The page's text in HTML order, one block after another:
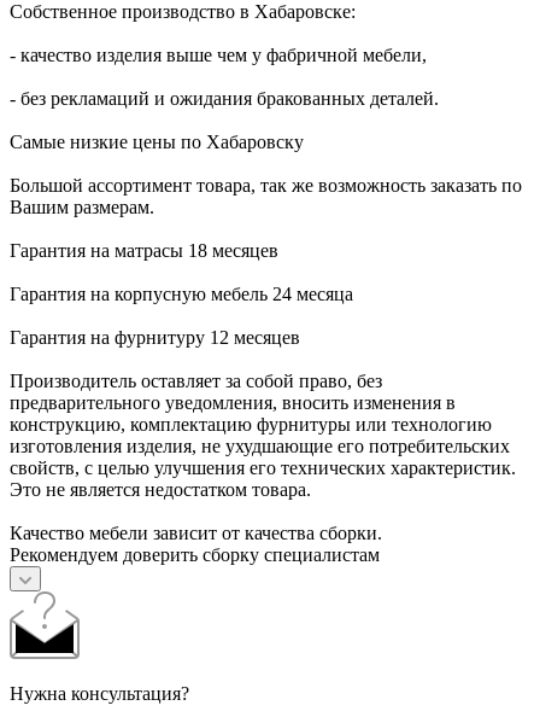
Собственное производство в Хабаровске:
- качество изделия выше чем у фабричной мебели,
- без рекламаций и ожидания бракованных деталей.
Самые низкие цены по Хабаровску
Большой ассортимент товара, так же возможность заказать по
Вашим размерам.
Гарантия на матрасы 18 месяцев
Гарантия на корпусную мебель 24 месяца
Гарантия на фурнитуру 12 месяцев
Производитель оставляет за собой право, без
предварительного уведомления, вносить изменения в
конструкцию, комплектацию фурнитуры или технологию
изготовления изделия, не ухудшающие его потребительских
свойств, с целью улучшения его технических характеристик.
Это не является недостатком товара.
Качество мебели зависит от качества сборки.
Рекомендуем доверить сборку специалистам
Нужна консультация?